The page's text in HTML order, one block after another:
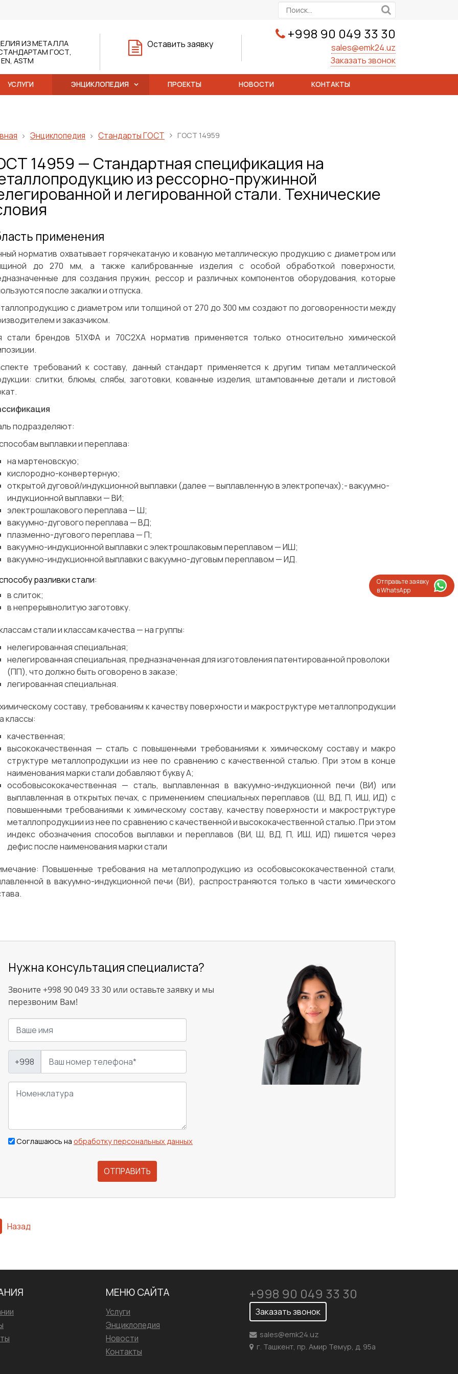
Отправьте заявку
в WhatsApp
+998 90 049 33 30
sales@emk24.uz
Заказать звонок
Оставить заявку
ИЗ МЕТАЛЛА
ГОСТ,
ASTM
УСЛУГИ ЭНЦИКЛОПЕДИЯ ПРОЕКТЫ НОВОСТИ КОНТАКТЫ
Сварка Механическая обработка
Энциклопедия Стандарты ГОСТ ГОСТ 14959
14959 — Стандартная спецификация на
из рессорно-пружинной
и легированной стали. Технические
применения
норматив охватывает горячекатаную и кованую металлическую продукцию с диаметром или
до 270 мм, а также калиброванные изделия с особой обработкой поверхности,
для создания пружин, рессор и различных компонентов оборудования, которые
после закалки и отпуска.
с диаметром или толщиной от 270 до 300 мм создают по договоренности между
и заказчиком.
стали брендов 51ХФА и 70С2ХА норматив применяется только относительно химической
требований к составу, данный стандарт применяется к другим типам металлической
слитки, блюмы, слябы, заготовки, кованные изделия, штампованные детали и листовой
подразделяют:
выплавки и переплава:
на мартеновскую;
кислородно-конвертерную;
открытой дуговой/индукционной выплавки (далее — выплавленную в электропечах);- вакуумно-
индукционной выплавки — ВИ;
электрошлакового переплава — Ш;
вакуумно-дугового переплава — ВД;
плазменно-дугового переплава — П;
вакуумно-индукционной выплавки с электрошлаковым переплавом — ИШ;
вакуумно-индукционной выплавки с вакуумно-дуговым переплавом — ИД.
разливки стали:
в слиток;
в непрерывнолитую заготовку.
стали и классам качества — на группы:
нелегированная специальная;
нелегированная специальная, предназначенная для изготовления патентированной проволоки
(ПП), что должно быть оговорено в заказе;
легированная специальная.
составу, требованиям к качеству поверхности и макроструктуре металлопродукции
классы:
качественная;
высококачественная — сталь с повышенными требованиями к химическому составу и макро
структуре металлопродукции из нее по сравнению с качественной сталью. При этом в конце
наименования марки стали добавляют букву А;
особовысококачественная — сталь, выплавленная в вакуумно-индукционной печи (ВИ) или
выплавленная в открытых печах, с применением специальных переплавов (Ш, ВД, П, ИШ, ИД) с
повышенными требованиями к химическому составу, качеству поверхности и макроструктуре
металлопродукции из нее по сравнению с качественной и высококачественной сталью. При этом
индекс обозначения способов выплавки и переплавов (ВИ, Ш, ВД, П, ИШ, ИД) пишется через
дефис после наименования марки стали
Повышенные требования на металлопродукцию из особовысококачественной стали,
в вакуумно-индукционной печи (ВИ), распространяются только в части химического
Нужна консультация специалиста?
Звоните +998 90 049 33 30 или оставьте заявку и мы
перезвоним Вам!
+998
Соглашаюсь на обработку персональных данных
ОТПРАВИТЬ
Назад
+998 90 049 33 30
Заказать звонок
sales@emk24.uz
г. Ташкент, пр. Амир Темур, д. 95а
МЕНЮ САЙТА
Услуги
Энциклопедия
Новости
Контакты